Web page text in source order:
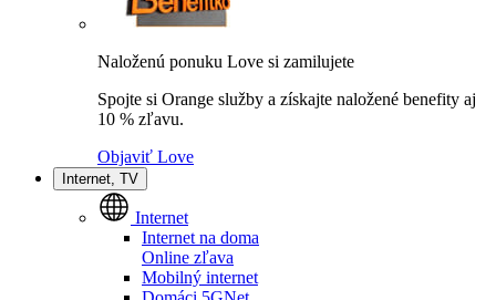
Naloženú ponuku Love si zamilujete
Spojte si Orange služby a získajte naložené benefity aj
10 % zľavu.
Objaviť Love
Internet, TV
Internet
Internet na doma
Online zľava
Mobilný internet